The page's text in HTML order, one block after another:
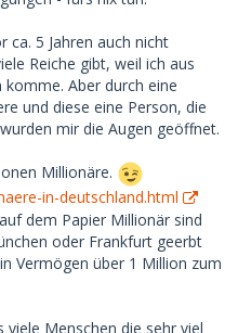
ca. 5 Jahren auch nicht
Reiche gibt, weil ich aus
Aber durch eine
und diese eine Person, die
mir die Augen geöffnet.
Millionäre.
in-deutschland.html
dem Papier Millionär sind
oder Frankfurt geerbt
Vermögen über 1 Million zum
viele Menschen die sehr viel